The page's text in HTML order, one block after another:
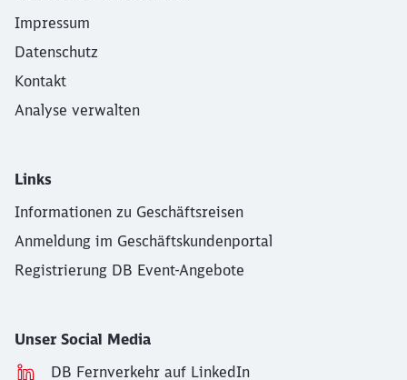
Impressum
Datenschutz
Kontakt
Analyse verwalten
Links
Informationen zu Geschäftsreisen
Anmeldung im Geschäftskundenportal
Registrierung DB Event-Angebote
Unser Social Media
DB Fernverkehr auf LinkedIn